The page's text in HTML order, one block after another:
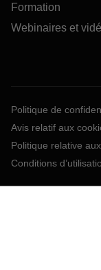
Formation
Webinaires et
Politique de
Avis relatif aux
Politique relative
Conditions